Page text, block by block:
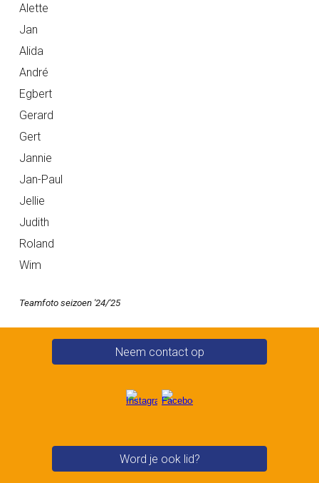
Alette
Jan
Alida
André
Egbert
Gerard
Gert
Jannie
Jan-Paul
Jellie
Judith
Roland
Wim
Teamfoto seizoen '24/'25
Neem contact op
Word je ook lid?